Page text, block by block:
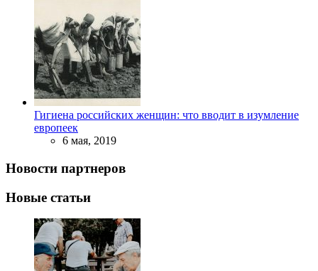
Гигиена российских женщин: что вводит в изумление
европеек
6 мая, 2019
Новости партнеров
Новые статьи